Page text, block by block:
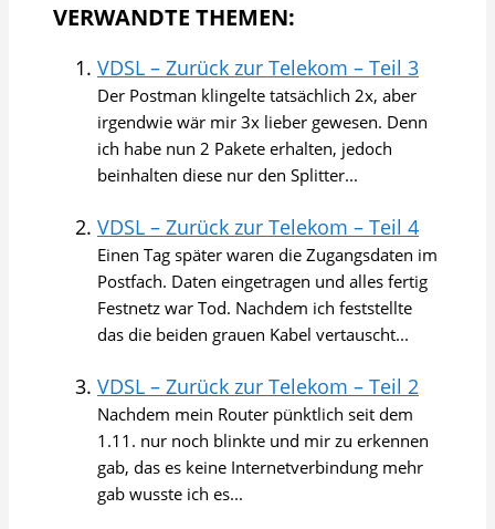
VERWANDTE THEMEN:
VDSL – Zurück zur Telekom – Teil 3
Der Postman klingelte tatsächlich 2x, aber
irgendwie wär mir 3x lieber gewesen. Denn
ich habe nun 2 Pakete erhalten, jedoch
beinhalten diese nur den Splitter...
VDSL – Zurück zur Telekom – Teil 4
Einen Tag später waren die Zugangsdaten im
Postfach. Daten eingetragen und alles fertig
Festnetz war Tod. Nachdem ich feststellte
das die beiden grauen Kabel vertauscht...
VDSL – Zurück zur Telekom – Teil 2
Nachdem mein Router pünktlich seit dem
1.11. nur noch blinkte und mir zu erkennen
gab, das es keine Internetverbindung mehr
gab wusste ich es...